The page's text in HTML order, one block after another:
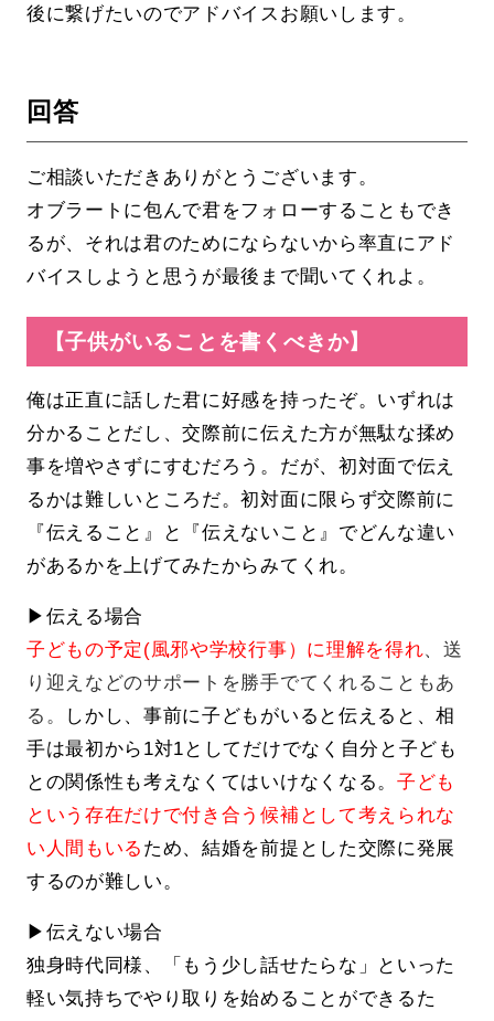
後に繋げたいのでアドバイスお願いします。
回答
ご相談いただきありがとうございます。
オブラートに包んで君をフォローすることもでき
るが、それは君のためにならないから率直にアド
バイスしようと思うが最後まで聞いてくれよ。
【子供がいることを書くべきか】
俺は正直に話した君に好感を持ったぞ。いずれは
分かることだし、交際前に伝えた方が無駄な揉め
事を増やさずにすむだろう。だが、初対面で伝え
るかは難しいところだ。初対面に限らず交際前に
『伝えること』と『伝えないこと』でどんな違い
があるかを上げてみたからみてくれ。
▶伝える場合
子どもの予定(風邪や学校行事）に理解を得れ、送
り迎えなどのサポートを勝手でてくれることもあ
る。
しかし、事前に子どもがいると伝えると、相
手は最初から1対1としてだけでなく自分と子ども
との関係性も考えなくてはいけなくなる。 子ども
という存在だけで付き合う候補として考えられな
い人間もいる ため、結婚を前提とした交際に発展
するのが難しい。
▶伝えない場合
独身時代同様、「もう少し話せたらな」といった
軽い気持ちでやり取りを始めることができるた